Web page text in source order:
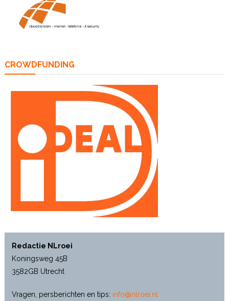
CROWDFUNDING
Redactie NLroei
Koningsweg 45B
3582GB Utrecht
Vragen, persberichten en tips: info@nlroei.nl